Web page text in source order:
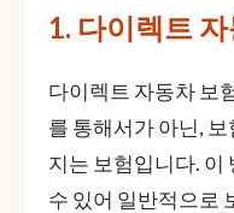
1. 다이렉트
다이렉트 자동차 보
를 통해서가 아닌,
지는 보험입니다. 이
수 있어 일반적으로